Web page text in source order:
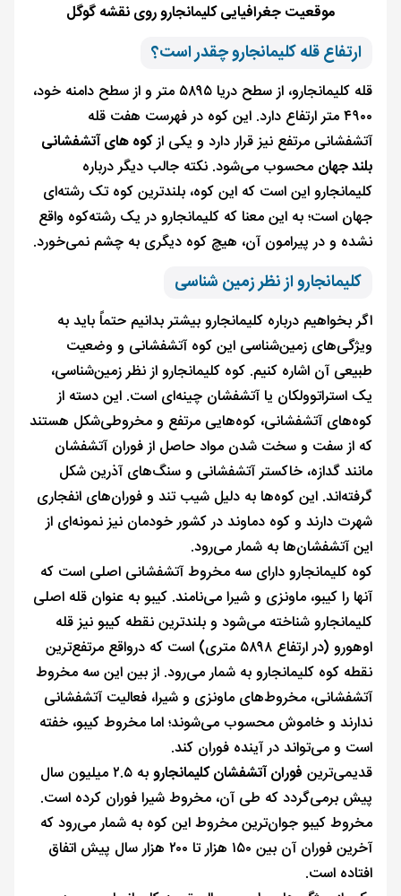
موقعیت جغرافیایی کلیمانجارو روی نقشه گوگل
ارتفاع قله کلیمانجارو چقدر است؟
قله کلیمانجارو، از سطح دریا ۵۸۹۵ متر و از سطح دامنه خود،
۴۹۰۰ متر ارتفاع دارد. این کوه در فهرست هفت قله
آتشفشانی مرتفع نیز قرار دارد و یکی ازکوه‌ های آتشفشانی
بلند جهان محسوب می‌شود. نکته جالب دیگر درباره
کلیمانجارو این است که این کوه، بلندترین کوه تک رشته‌ای
جهان است؛ به این معنا که کلیمانجارو در یک رشته‌کوه واقع
نشده و در پیرامون آن، هیچ کوه دیگری به چشم نمی‌خورد.
کلیمانجارو از نظر زمین شناسی
اگر بخواهیم درباره کلیمانجارو بیشتر بدانیم حتماً باید به
ویژگی‌های زمین‌شناسی این کوه آتشفشانی و وضعیت
طبیعی آن اشاره کنیم. کوه کلیمانجارو از نظر زمین‌شناسی،
یک استراتوولکان یا آتشفشان چینه‌ای است. این دسته از
کوه‌های آتشفشانی، کوه‌هایی مرتفع و مخروطی‌شکل هستند
که از سفت و سخت شدن مواد حاصل از فوران آتشفشان
مانند گدازه، خاکستر آتشفشانی و سنگ‌های آذرین شکل
گرفته‌اند. این کوه‌ها به دلیل شیب تند و فوران‌های انفجاری
شهرت دارند و کوه دماوند در کشور خودمان نیز نمونه‌ای از
این آتشفشان‌ها به شمار می‌رود.
کوه کلیمانجارو دارای سه مخروط آتشفشانی اصلی است که
آنها را کیبو، ماونزی و شیرا می‌نامند. کیبو به عنوان قله اصلی
کلیمانجارو شناخته می‌شود و بلندترین نقطه کیبو نیز قله
اوهورو (در ارتفاع ۵۸۹۸ متری) است که درواقع مرتفع‌ترین
نقطه کوه کلیمانجارو به شمار می‌رود. از بین این سه مخروط
آتشفشانی، مخروط‌های ماونزی و شیرا، فعالیت آتشفشانی
ندارند و خاموش محسوب می‌شوند؛ اما مخروط کیبو، خفته
است و می‌تواند در آینده فوران کند.
قدیمی‌ترین فوران آتشفشان کلیمانجارو
به ۲.۵ میلیون سال
پیش برمی‌گردد که طی آن، مخروط شیرا فوران کرده است.
مخروط کیبو جوان‌ترین مخروط این کوه به شمار می‌رود که
آخرین فوران آن بین ۱۵۰ هزار تا ۲۰۰ هزار سال پیش اتفاق
افتاده است.